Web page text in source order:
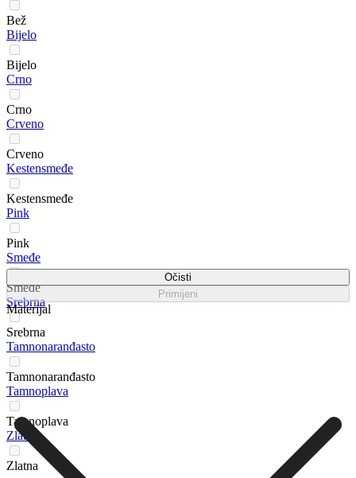
Bež
Bijelo
Bijelo
Crno
Crno
Crveno
Crveno
Kestensmeđe
Kestensmeđe
Pink
Pink
Smeđe
Smeđe
Srebrna
Srebrna
Tamnonaranđasto
Tamnonaranđasto
Tamnoplava
Tamnoplava
Zlatna
Zlatna
Očisti
Primijeni
Materijal